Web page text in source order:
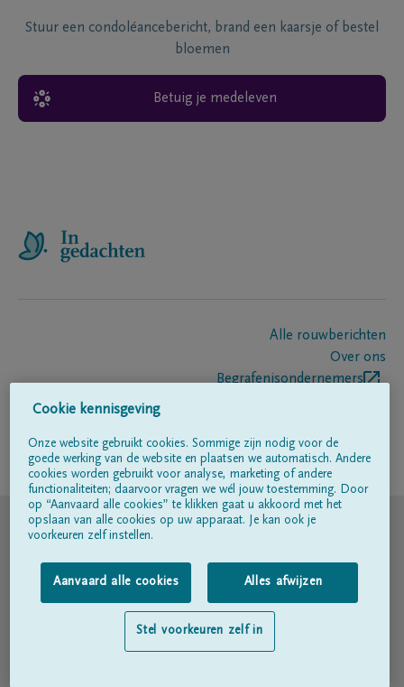
Stuur een condoléancebericht, brand een kaarsje of bestel
bloemen
Betuig je medeleven
Alle rouwberichten
Over ons
Begrafenisondernemers
Volg ons op
© DELA
Gebruiksvoorwaarden
Privacyverklaring
Toegankelijkheidsverklaring
Cookie kennisgeving
Onze website gebruikt cookies. Sommige zijn nodig voor de
goede werking van de website en plaatsen we automatisch. Andere
cookies worden gebruikt voor analyse, marketing of andere
functionaliteiten; daarvoor vragen we wél jouw toestemming. Door
op “Aanvaard alle cookies” te klikken gaat u akkoord met het
opslaan van alle cookies op uw apparaat. Je kan ook je
voorkeuren zelf instellen.
Aanvaard alle cookies Alles afwijzen
Stel voorkeuren zelf in